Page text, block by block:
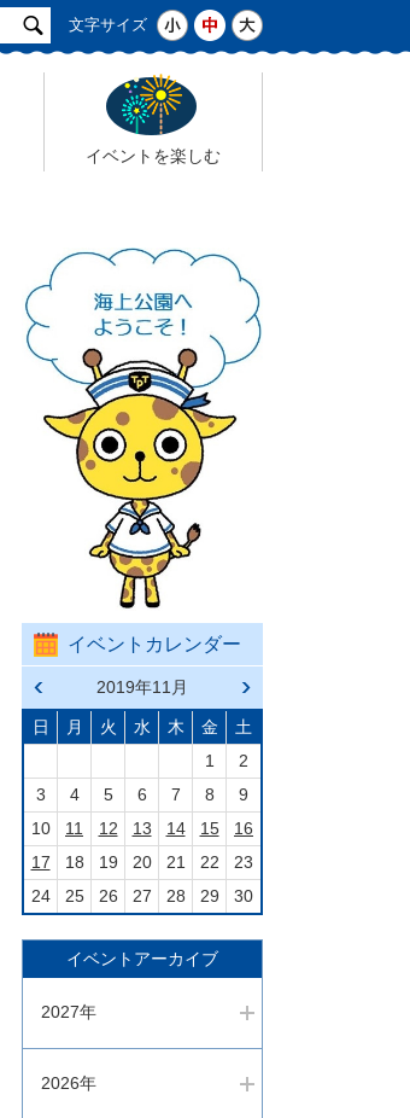
文字サイズ
イベントを楽しむ
イベントカレンダー
前の
月へ
戻る
2019年11月
次の
月へ
進む
日 月 火 水 木 金
土
1
2
3
4 5 6 7 8
9
10
11 12 13 14 15
16
17
18 19 20 21 22
23
24
25 26 27 28 29 30
イベントアーカイブ
2027年
2026年